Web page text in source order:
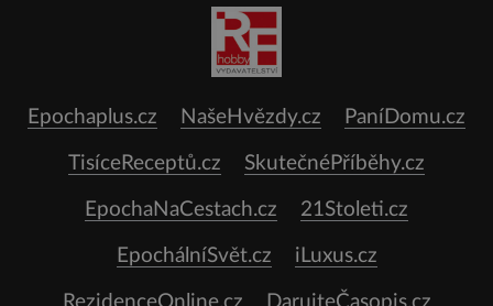
Epochaplus.cz NašeHvězdy.cz PaníDomu.cz
TisíceReceptů.cz SkutečnéPříběhy.cz
EpochaNaCestach.cz 21Stoleti.cz
EpochálníSvět.cz iLuxus.cz